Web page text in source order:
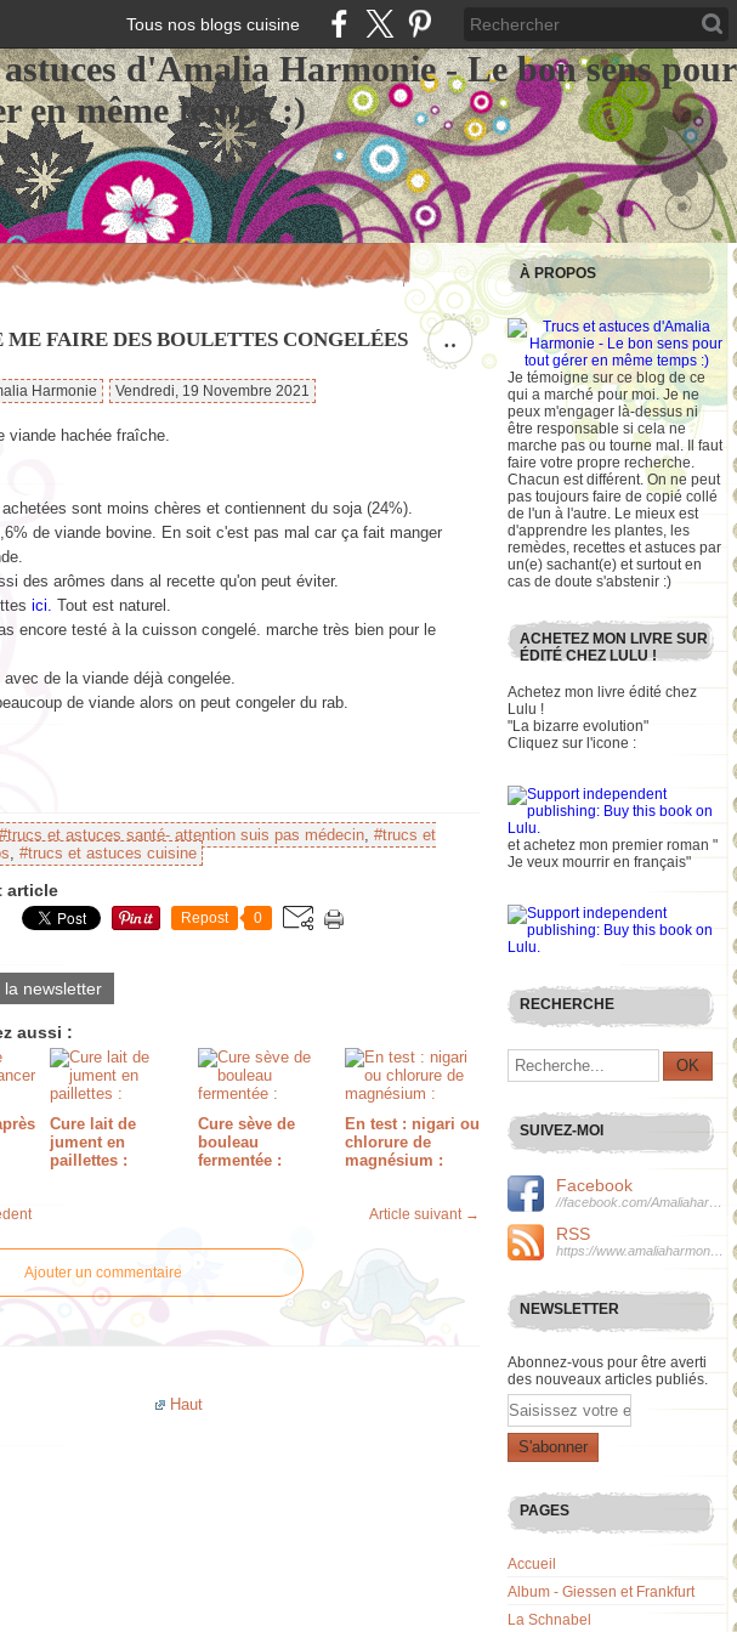
Tous nos blogs cuisine
d'Amalia Harmonie - Le bon sens pour
en même temps :)
…
ME FAIRE DES BOULETTES CONGELÉES
Harmonie Vendredi, 19 Novembre 2021
viande hachée fraîche.
sont moins chères et contiennent du soja (24%).
de viande bovine. En soit c'est pas mal car ça fait manger
des arômes dans al recette qu'on peut éviter.
ici. Tout est naturel.
encore testé à la cuisson congelé. marche très bien pour le
de la viande déjà congelée.
de viande alors on peut congeler du rab.
#trucs et astuces santé- attention suis pas médecin, #trucs et
, #trucs et astuces cuisine
article
Repost 0
la newsletter
aussi :
Cure lait de
jument en
paillettes :
Cure sève de
bouleau
fermentée :
En test : nigari ou
chlorure de
magnésium :
Article suivant →
Ajouter un commentaire
Haut
À PROPOS
Je témoigne sur ce blog de ce
qui a marché pour moi. Je ne
peux m'engager là-dessus ni
être responsable si cela ne
marche pas ou tourne mal. Il faut
faire votre propre recherche.
Chacun est différent. On ne peut
pas toujours faire de copié collé
de l'un à l'autre. Le mieux est
d'apprendre les plantes, les
remèdes, recettes et astuces par
un(e) sachant(e) et surtout en
cas de doute s'abstenir :)
ACHETEZ MON LIVRE SUR
ÉDITÉ CHEZ LULU !
Achetez mon livre édité chez
Lulu !
"La bizarre evolution"
Cliquez sur l'icone :
et achetez mon premier roman "
Je veux mourrir en français"
RECHERCHE
SUIVEZ-MOI
Facebook
RSS
NEWSLETTER
Abonnez-vous pour être averti
des nouveaux articles publiés.
Email
PAGES
Accueil
Album - Giessen et Frankfurt
La Schnabel